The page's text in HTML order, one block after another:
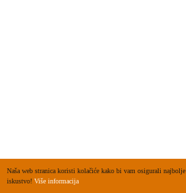
Naša web stranica koristi kolačiće kako bi vam osigurali najbolje
iskustvo! Više informacija